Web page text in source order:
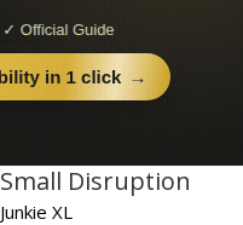
Small Disruption
Junkie XL